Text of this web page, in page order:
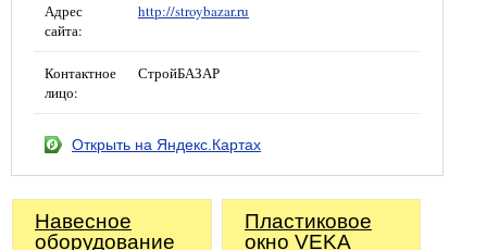
Адрес
сайта:
http://stroybazar.ru
Контактное
лицо:
СтройБАЗАР
Открыть на Яндекс.Картах
Навесное
оборудование
Пластиковое
окно VEKA